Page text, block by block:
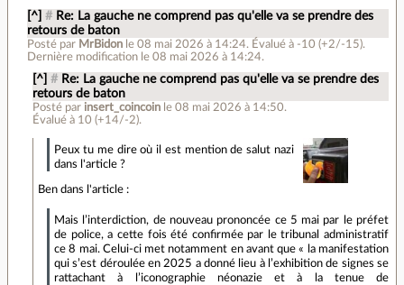
[^] # Re: La gauche ne comprend pas qu'elle va se prendre des
retours de baton
Posté par MrBidon le 08 mai 2026 à 14:24. Évalué à -10 (+2/-15).
Dernière modification le 08 mai 2026 à 14:24.
[^] # Re: La gauche ne comprend pas qu'elle va se prendre des
retours de baton
Posté par insert_coincoin le 08 mai 2026 à 14:50.
Évalué à 10 (+14/-2).
Peux tu me dire où il est mention de salut nazi
dans l'article ?
Ben dans l'article :
Mais l’interdiction, de nouveau prononcée ce 5 mai par le préfet
de police, a cette fois été confirmée par le tribunal administratif
ce 8 mai. Celui-ci met notamment en avant que « la manifestation
qui s’est déroulée en 2025 a donné lieu à l’exhibition de signes se
rattachant à l’iconographie néonazie et à la tenue de